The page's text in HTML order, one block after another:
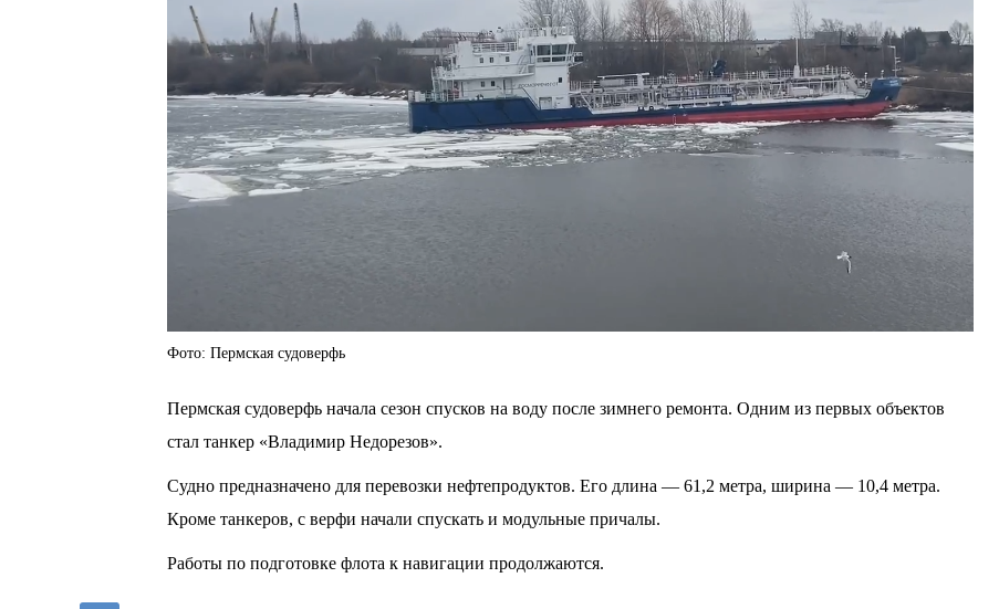
Фото: Пермская судоверфь
Пермская судоверфь начала сезон спусков на воду после зимнего ремонта. Одним из первых объектов
стал танкер «Владимир Недорезов».
Судно предназначено для перевозки нефтепродуктов. Его длина — 61,2 метра, ширина — 10,4 метра.
Кроме танкеров, с верфи начали спускать и модульные причалы.
Работы по подготовке флота к навигации продолжаются.